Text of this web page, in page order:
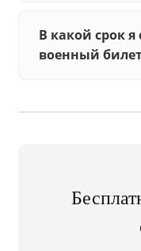
В какой срок
военный